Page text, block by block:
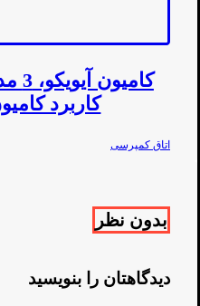
کاربرد
اتاق کمپرسی
بدون نظر
دیدگاهتان را بنویسید